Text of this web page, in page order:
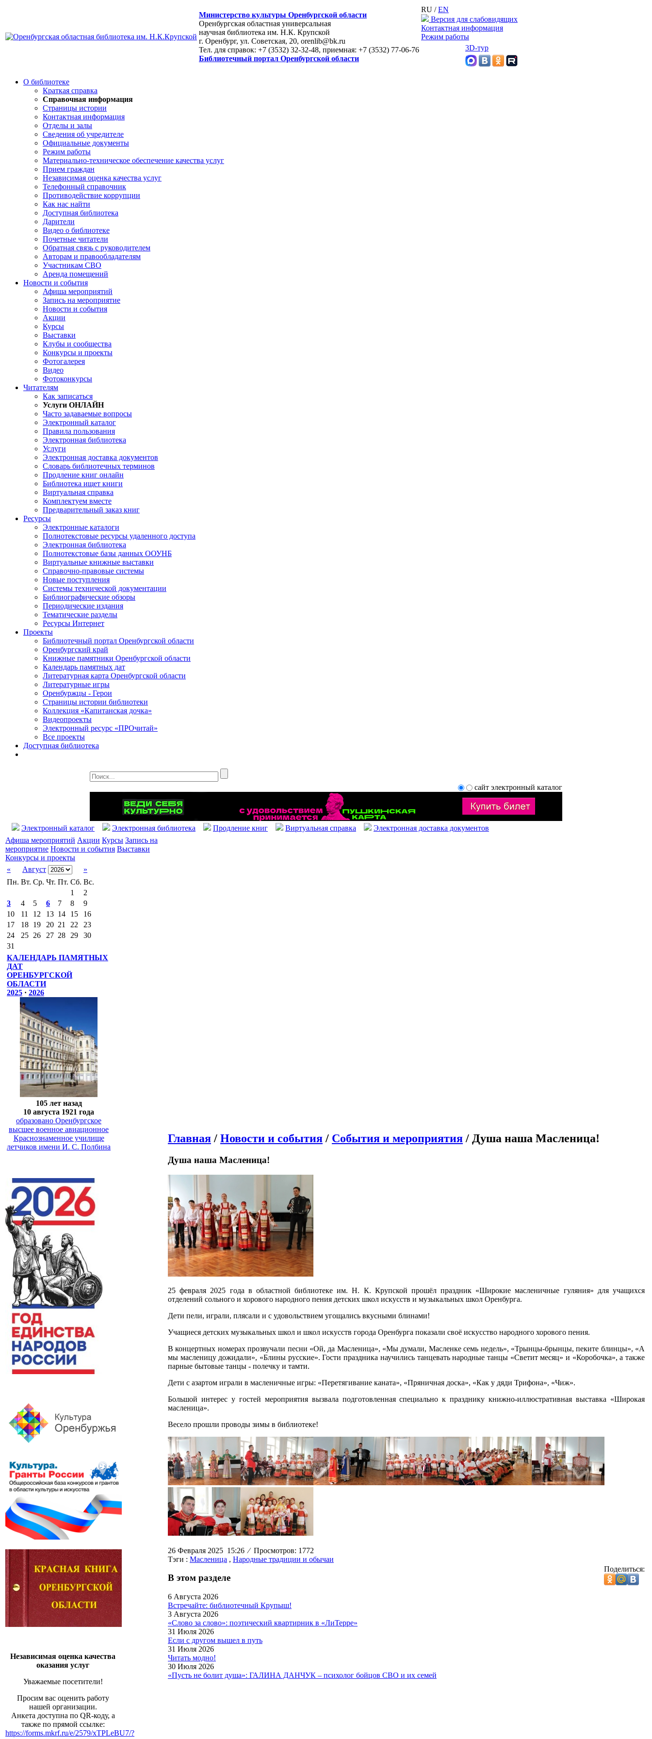
Министерство культуры Оренбургской области
Оренбургская областная универсальная
научная библиотека им. Н.К. Крупской
г. Оренбург, ул. Советская, 20, orenlib@bk.ru
Тел. для справок: +7 (3532) 32-32-48, приемная: +7 (3532) 77-06-76
Библиотечный портал Оренбургской области
RU /EN
Версия для слабовидящих
Контактная информация
Режим работы
3D-тур
О библиотеке
Краткая справка
Справочная информация
Страницы истории
Контактная информация
Отделы и залы
Сведения об учредителе
Официальные документы
Режим работы
Материально-техническое обеспечение качества услуг
Прием граждан
Независимая оценка качества услуг
Телефонный справочник
Противодействие коррупции
Как нас найти
Доступная библиотека
Дарители
Видео о библиотеке
Почетные читатели
Обратная связь с руководителем
Авторам и правообладателям
Участникам СВО
Аренда помещений
Новости и события
Афиша мероприятий
Запись на мероприятие
Новости и события
Акции
Курсы
Выставки
Клубы и сообщества
Конкурсы и проекты
Фотогалерея
Видео
Фотоконкурсы
Читателям
Как записаться
Услуги ОНЛАЙН
Часто задаваемые вопросы
Электронный каталог
Правила пользования
Электронная библиотека
Услуги
Электронная доставка документов
Словарь библиотечных терминов
Продление книг онлайн
Библиотека ищет книги
Виртуальная справка
Комплектуем вместе
Предварительный заказ книг
Ресурсы
Электронные каталоги
Полнотекстовые ресурсы удаленного доступа
Электронная библиотека
Полнотекстовые базы данных ООУНБ
Виртуальные книжные выставки
Справочно-правовые системы
Новые поступления
Cистемы технической документации
Библиографические обзоры
Периодические издания
Тематические разделы
Ресурсы Интернет
Проекты
Библиотечный портал Оренбургской области
Оренбургский край
Книжные памятники Оренбургской области
Календарь памятных дат
Литературная карта Оренбургской области
Литературные игры
Оренбуржцы - Герои
Страницы истории библиотеки
Коллекция «Капитанская дочка»
Видеопроекты
Электронный ресурс «ПРОчитай»
Все проекты
Доступная библиотека
сайт электронный каталог
Электронный каталог Электронная библиотека Продление книг Виртуальная справка
Электронная доставка документов
Афиша мероприятий Акции Курсы Запись на
мероприятие Новости и события Выставки
Конкурсы и проекты
«
Август
»
Пн. Вт. Ср. Чт. Пт. Сб. Вс.
1
2
3
4 5 6 7 8
9
10
11 12 13 14 15
16
17
18 19 20 21 22
23
24
25 26 27 28 29
30
31
КАЛЕНДАРЬ ПАМЯТНЫХ
ДАТ
ОРЕНБУРГСКОЙ
ОБЛАСТИ
2025 · 2026
105 лет назад
10 августа 1921 года
образовано Оренбургское
высшее военное авиационное
Краснознаменное училище
летчиков имени И. С. Полбина
Независимая оценка качества
оказания услуг
Уважаемые посетители!
Просим вас оценить работу
нашей организации.
Анкета доступна по QR-коду, а
также по прямой ссылке:
https://forms.mkrf.ru/e/2579/xTPLeBU7/?
Главная / Новости и события / События и мероприятия / Душа наша Масленица!
Душа наша Масленица!
25 февраля 2025 года в областной библиотеке им. Н. К. Крупской прошёл праздник «Широкие масленичные гуляния» для учащихся
отделений сольного и хорового народного пения детских школ искусств и музыкальных школ Оренбурга.
Дети пели, играли, плясали и с удовольствием угощались вкусными блинами!
Учащиеся детских музыкальных школ и школ искусств города Оренбурга показали своё искусство народного хорового пения.
В концертных номерах прозвучали песни «Ой, да Масленица», «Мы думали, Масленке семь недель», «Трынцы-брынцы, пеките блинцы», «А
мы масленицу дожидали», «Блины русские». Гости праздника научились танцевать народные танцы «Светит месяц» и «Коробочка», а также
парные бытовые танцы - полечку и тамти.
Дети с азартом играли в масленичные игры: «Перетягивание каната», «Пряничная доска», «Как у дяди Трифона», «Чиж».
Большой интерес у гостей мероприятия вызвала подготовленная специально к празднику книжно-иллюстративная выставка «Широкая
масленица».
Весело прошли проводы зимы в библиотеке!
26 Февраля 2025 15:26⁄Просмотров: 1772
Тэги : Масленица , Народные традиции и обычаи
Поделиться:
В этом разделе
6 Августа 2026
Встречайте: библиотечный Крупыш!
3 Августа 2026
«Слово за слово»: поэтический квартирник в «ЛиТерре»
31 Июля 2026
Если с другом вышел в путь
31 Июля 2026
Читать модно!
30 Июля 2026
«Пусть не болит душа»: ГАЛИНА ДАНЧУК – психолог бойцов СВО и их семей